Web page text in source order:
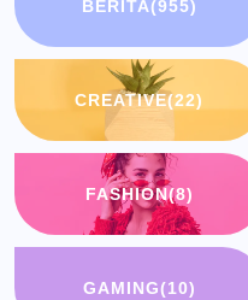
BERITA(955)
CREATIVE(22)
FASHION(8)
GAMING(10)